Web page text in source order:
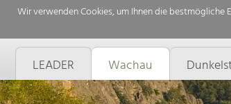
Wir verwenden Cookies, um Ihnen die bestmögliche
LEADER Wachau